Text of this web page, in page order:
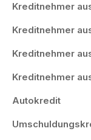
Kreditnehmer
Kreditnehmer
Kreditnehmer
Kreditnehmer
Autokredit